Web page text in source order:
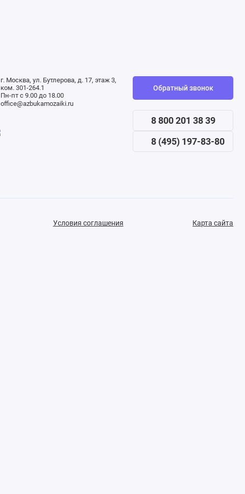
г. Москва, ул. Бутлерова, д. 17, этаж 3,
ком. 301-264.1
Пн-пт с 9.00 до 18.00
office@azbukamozaiki.ru
Обратный звонок
8 800 201 38 39
8 (495) 197-83-80
Условия соглашения Карта сайта